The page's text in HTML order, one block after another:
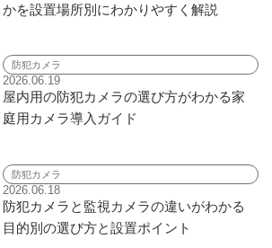
かを設置場所別にわかりやすく解説
防犯カメラ
2026.06.19
屋内用の防犯カメラの選び方がわかる家
庭用カメラ導入ガイド
防犯カメラ
2026.06.18
防犯カメラと監視カメラの違いがわかる
目的別の選び方と設置ポイント